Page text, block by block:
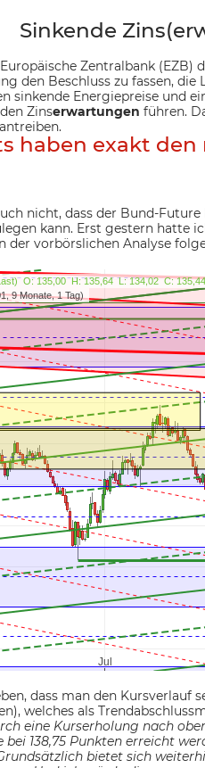
Sinkende
Zentralbank (EZB)
den Beschluss zu fassen,
sinkende Energiepreise und
Zinserwartungen führen.
haben exakt
nicht, dass der Bund-
kann. Erst gestern hatte
der vorbörslichen Analyse
dass man den Kursverlauf
welches als
eine Kurserholung nach
138,75 Punkten erreicht
bietet sich